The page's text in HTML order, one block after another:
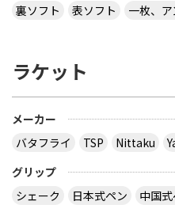
裏ソフト
表ソフト 一枚、
ラケット
メーカー
バタフライ
TSP Nittaku
グリップ
シェーク
日本式ペン 中国